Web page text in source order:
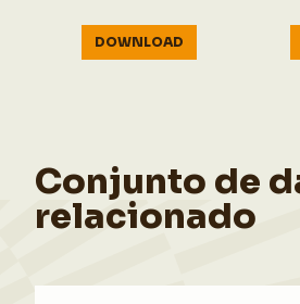
DOWNLOAD
Conjunto de
relacionado